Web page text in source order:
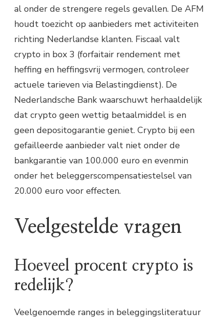
al onder de strengere regels gevallen. De AFM
houdt toezicht op aanbieders met activiteiten
richting Nederlandse klanten. Fiscaal valt
crypto in box 3 (forfaitair rendement met
heffing en heffingsvrij vermogen, controleer
actuele tarieven via Belastingdienst). De
Nederlandsche Bank waarschuwt herhaaldelijk
dat crypto geen wettig betaalmiddel is en
geen depositogarantie geniet. Crypto bij een
gefailleerde aanbieder valt niet onder de
bankgarantie van 100.000 euro en evenmin
onder het beleggerscompensatiestelsel van
20.000 euro voor effecten.
Veelgestelde vragen
Hoeveel procent crypto is
redelijk?
Veelgenoemde ranges in beleggingsliteratuur